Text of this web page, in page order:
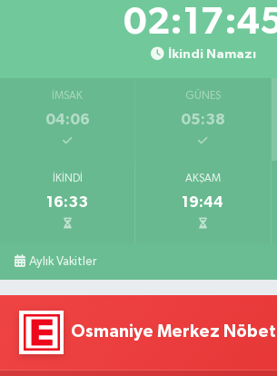
İkindi Namazı
İMSAK
04:06
GÜNEŞ
05:38
İKINDI
16:33
AKŞAM
19:44
Aylık Vakitler
Osmaniye Merkez